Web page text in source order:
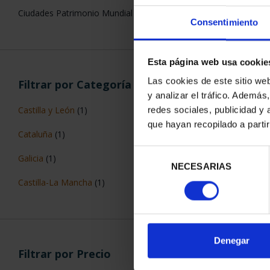
Consentimiento
Esta página web usa
Las cookies de este sitio
y analizar el tráfico.
redes sociales, publicidad y
que hayan recopilado a
consentimiento
NECESARIAS
Denegar
Ciudades Patrimonio Mundial
Filtrar por Categoría
Castilla y León (1)
Cataluña (1)
Galicia (1)
Castilla-La Mancha (1)
Filtrar por Precio
CIUDADES
ORDENAR POR: